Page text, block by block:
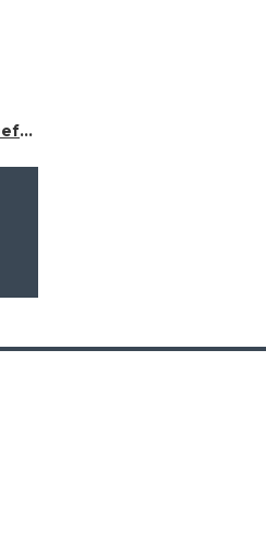
A2-36000 Spiralli Not Defteri